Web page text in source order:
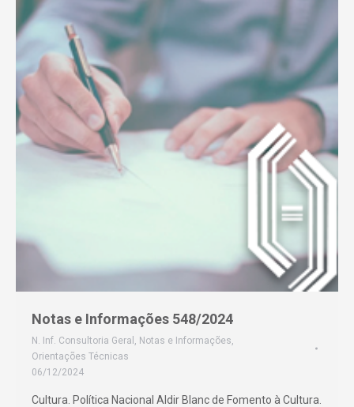
Notas e Informações 548/2024
N. Inf. Consultoria Geral , Notas e Informações,
Orientações Técnicas
06/12/2024
Cultura. Política Nacional Aldir Blanc de Fomento à Cultura.